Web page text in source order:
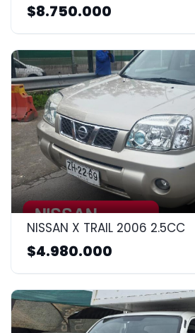
$8.750.000
NISSAN X TRAIL 2006 2.5CC
$4.980.000